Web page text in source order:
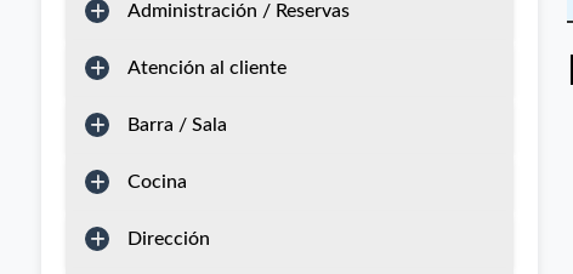
Administración / Reservas
Atención al cliente
Barra / Sala
Cocina
Dirección